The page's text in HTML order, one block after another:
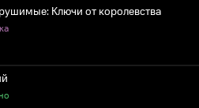
Ключи от королевства